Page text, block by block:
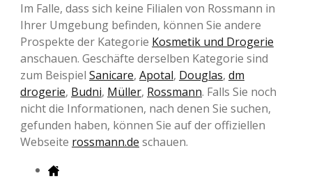
Im Falle, dass sich keine Filialen von Rossmann in
Ihrer Umgebung befinden, können Sie andere
Prospekte der Kategorie Kosmetik und Drogerie
anschauen. Geschäfte derselben Kategorie sind
zum Beispiel Sanicare, Apotal, Douglas, dm
drogerie, Budni, Müller, Rossmann. Falls Sie noch
nicht die Informationen, nach denen Sie suchen,
gefunden haben, können Sie auf der offiziellen
Webseite rossmann.de schauen.